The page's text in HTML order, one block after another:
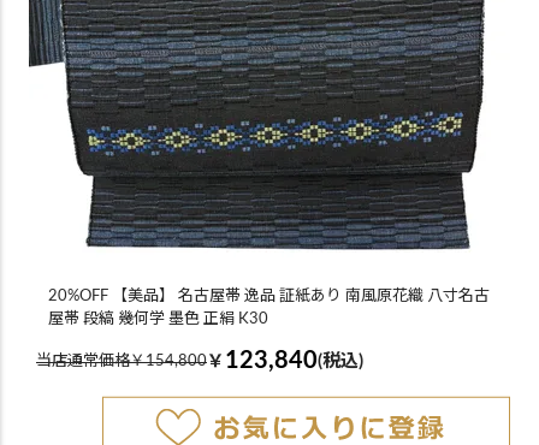
20%OFF 【美品】 名古屋帯 逸品 証紙あり 南風原花織 八寸名古
屋帯 段縞 幾何学 墨色 正絹 K30
当店通常価格￥154,800￥ 123,840(税込)